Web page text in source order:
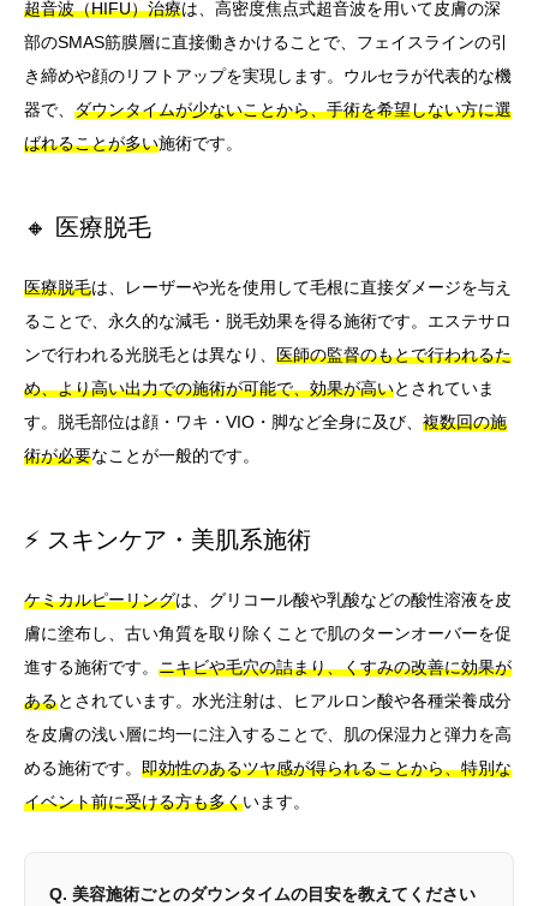
超音波（HIFU）治療は、高密度焦点式超音波を用いて皮膚の深
部のSMAS筋膜層に直接働きかけることで、フェイスラインの引
き締めや顔のリフトアップを実現します。ウルセラが代表的な機
器で、 ダウンタイムが少ないことから、手術を希望しない方に選
ばれることが多い施術です。
🔸 医療脱毛
医療脱毛は、レーザーや光を使用して毛根に直接ダメージを与え
ることで、永久的な減毛・脱毛効果を得る施術です。エステサロ
ンで行われる光脱毛とは異なり、 医師の監督のもとで行われるた
め、より高い出力での施術が可能で、効果が高いとされていま
す。脱毛部位は顔・ワキ・VIO・脚など全身に及び、 複数回の施
術が必要なことが一般的です。
⚡ スキンケア・美肌系施術
ケミカルピーリングは、グリコール酸や乳酸などの酸性溶液を皮
膚に塗布し、古い角質を取り除くことで肌のターンオーバーを促
進する施術です。 ニキビや毛穴の詰まり、くすみの改善に効果が
あるとされています。水光注射は、ヒアルロン酸や各種栄養成分
を皮膚の浅い層に均一に注入することで、肌の保湿力と弾力を高
める施術です。 即効性のあるツヤ感が得られることから、特別な
イベント前に受ける方も多くいます。
Q. 美容施術ごとのダウンタイムの目安を教えてください